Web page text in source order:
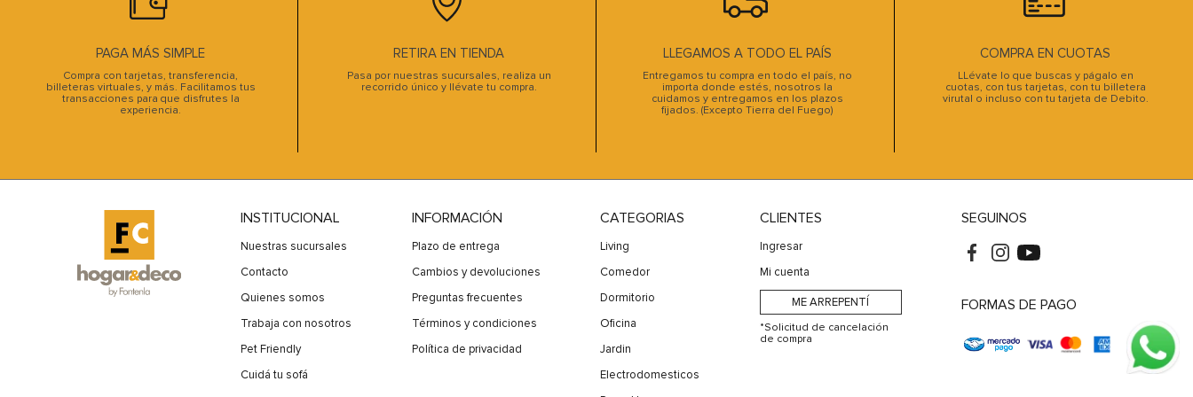
PAGA MÁS SIMPLE
Compra con tarjetas, transferencia,
billeteras virtuales, y más. Facilitamos tus
transacciones para que disfrutes la
experiencia.
RETIRA EN TIENDA
Pasa por nuestras sucursales, realiza un
recorrido único y llévate tu compra.
LLEGAMOS A TODO EL PAÍS
Entregamos tu compra en todo el país, no
importa donde estés, nosotros la
cuidamos y entregamos en los plazos
fijados. (Excepto Tierra del Fuego)
COMPRA EN CUOTAS
LLévate lo que buscas y págalo en
cuotas, con tus tarjetas, con tu billetera
virutal o incluso con tu tarjeta de Debito.
INSTITUCIONAL
Nuestras sucursales
Contacto
Quienes somos
Trabaja con nosotros
Pet Friendly
Cuidá tu sofá
INFORMACIÓN
Plazo de entrega
Cambios y devoluciones
Preguntas frecuentes
Términos y condiciones
Política de privacidad
CATEGORIAS
Living
Comedor
Dormitorio
Oficina
Jardin
Electrodomesticos
CLIENTES
Ingresar
Mi cuenta
ME ARREPENTÍ
*Solicitud de cancelación
de compra
SEGUINOS
FORMAS DE PAGO